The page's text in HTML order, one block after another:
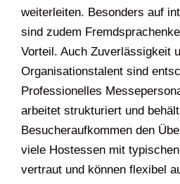
weiterleiten. Besonders auf
sind zudem
Vorteil. Auch Zuverlässigkeit
Organisationstalent sind
Professionelles
arbeitet strukturiert und
Besucheraufkommen den
viele Hostessen mit
vertraut und können flexibel